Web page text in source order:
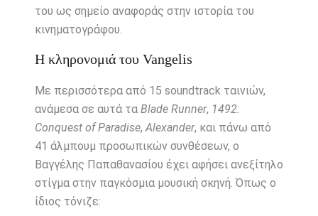
του ως σημείο αναφοράς στην ιστορία του
κινηματογράφου.
Η κληρονομιά του Vangelis
Με περισσότερα από 15 soundtrack ταινιών,
ανάμεσα σε αυτά τα Blade Runner, 1492:
Conquest of Paradise,Alexander, και πάνω από
41 άλμπουμ προσωπικών συνθέσεων, ο
Βαγγέλης Παπαθανασίου έχει αφήσει ανεξίτηλο
στίγμα στην παγκόσμια μουσική σκηνή. Όπως ο
ίδιος τόνιζε: